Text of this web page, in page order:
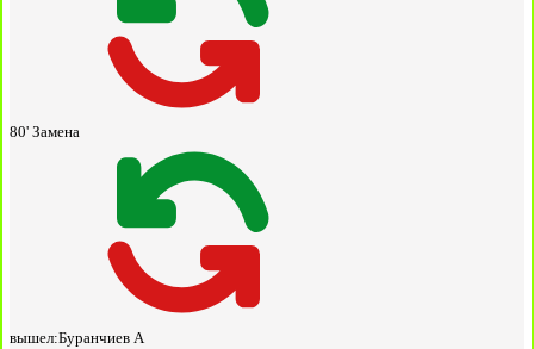
80' Замена
вышел:Буранчиев А